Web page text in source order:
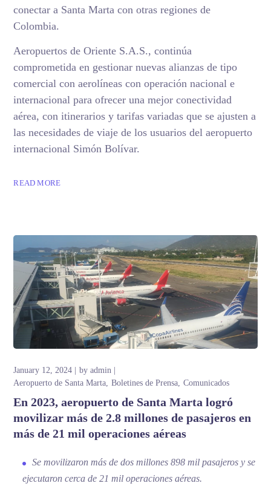
conectar a Santa Marta con otras regiones de
Colombia.
Aeropuertos de Oriente S.A.S., continúa
comprometida en gestionar nuevas alianzas de tipo
comercial con aerolíneas con operación nacional e
internacional para ofrecer una mejor conectividad
aérea, con itinerarios y tarifas variadas que se ajusten a
las necesidades de viaje de los usuarios del aeropuerto
internacional Simón Bolívar.
READ MORE
January 12, 2024 byadmin
Aeropuerto de Santa Marta
Boletines de Prensa Comunicados
En 2023, aeropuerto de Santa Marta logró
movilizar más de 2.8 millones de pasajeros en
más de 21 mil operaciones aéreas
Se movilizaron más de dos millones 898 mil pasajeros y se
ejecutaron cerca de 21 mil operaciones aéreas.